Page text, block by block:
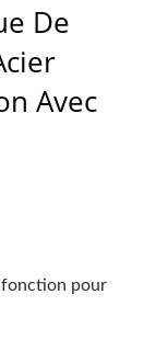
De
Avec
pour